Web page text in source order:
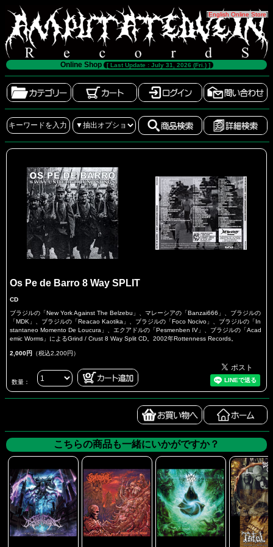
[English Online Store]
Online Shop [ Last Update : July 31, 2026 (Fri.) ]
Os Pe de Barro 8 Way SPLIT
CD
ブラジルの「New York Against The Belzebu」、マレーシアの「Banzai666」、ブラジルの
「MDK」、ブラジルの「Reacao Kaotika」、ブラジルの「Foco Nocivo」、ブラジルの「In
stantaneo Momento De Loucura」、エクアドルの「Pesmenben IV」、ブラジルの「Acad
emic Worms」によるGrind / Crust 8 Way Split CD。2002年Rottenness Records。
2,000円 （税込2,200円）
数量：
こちらの商品も一緒にいかがですか？